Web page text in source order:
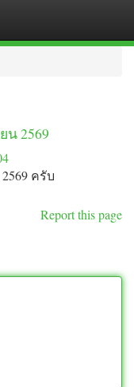
น 2569
ครับ
Report this page